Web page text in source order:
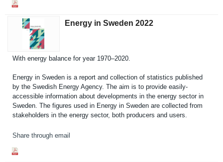
Energy in Sweden 2022
With energy balance for year 1970–2020.
Energy in Sweden is a report and collection of statistics published
by the Swedish Energy Agency. The aim is to provide easily-
accessible informatio­n about developmen­ts in the energy sector in
Sweden. The figures used in Energy in Sweden are collected from
stakeholde­rs in the energy sector, both producers and users.
Share through email